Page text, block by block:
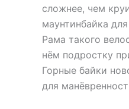
сложнее, чем
маунтинбайка
Рама такого
нём подростку
Горные байки
для